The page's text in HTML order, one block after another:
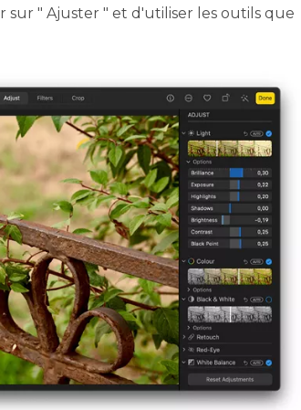
sur " Ajuster " et d'utiliser les outils que